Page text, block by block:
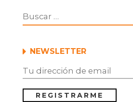
NEWSLETTER